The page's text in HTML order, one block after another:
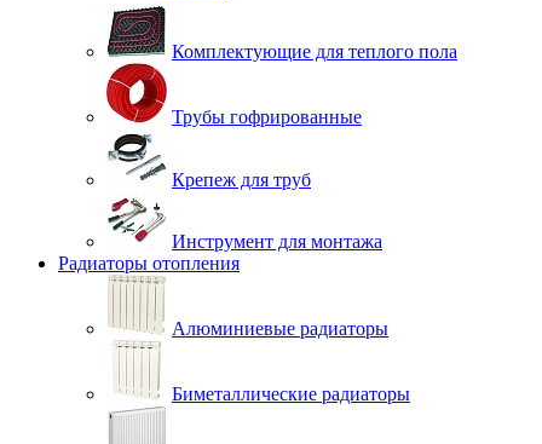
Комплектующие для теплого пола
Трубы гофрированные
Крепеж для труб
Инструмент для монтажа
Радиаторы отопления
Алюминиевые радиаторы
Биметаллические радиаторы